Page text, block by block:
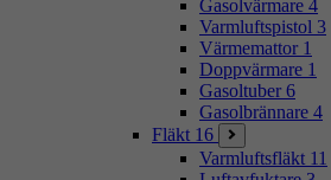
Gasolvärmare 4
Varmluftspistol 3
Värmemattor 1
Doppvärmare 1
Gasoltuber 6
Gasolbrännare 4
Fläkt 16
Varmluftsfläkt 11